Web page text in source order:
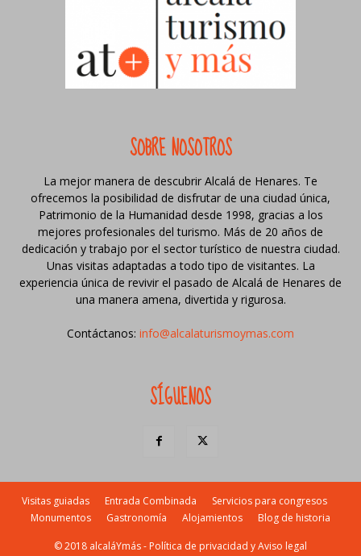
SOBRE NOSOTROS
La mejor manera de descubrir Alcalá de Henares. Te
ofrecemos la posibilidad de disfrutar de una ciudad única,
Patrimonio de la Humanidad desde 1998, gracias a los
mejores profesionales del turismo. Más de 20 años de
dedicación y trabajo por el sector turístico de nuestra ciudad.
Unas visitas adaptadas a todo tipo de visitantes. La
experiencia única de revivir el pasado de Alcalá de Henares de
una manera amena, divertida y rigurosa.
Contáctanos: info@alcalaturismoymas.com
SÍGUENOS
Visitas guiadas Entrada Combinada
Servicios para congresos
Monumentos
Gastronomía Alojamientos Blog de historia
© 2018 alcaláYmás - Política de privacidad y Aviso legal